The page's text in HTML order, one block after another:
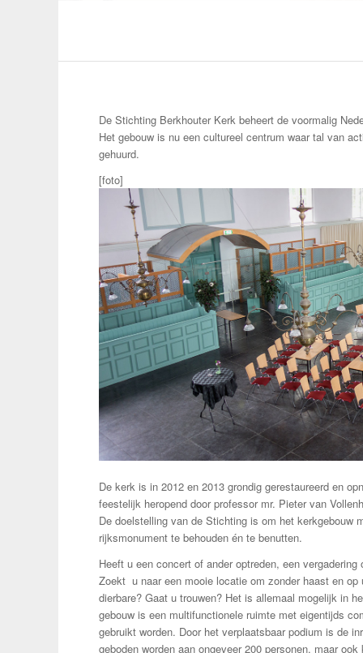
De Stichting Berkhouter Kerk beheert de voormalig
Het gebouw is nu een cultureel centrum waar tal van
gehuurd.
[foto]
De kerk is in 2012 en 2013 grondig gerestaureerd en
feestelijk heropend door professor mr. Pieter van
De doelstelling van de Stichting is om het kerkgebouw
rijksmonument te behouden én te benutten.
Heeft u een concert of ander optreden, een
Zoekt u naar een mooie locatie om zonder haast en
dierbare? Gaat u trouwen? Het is allemaal mogelijk in
gebouw is een multifunctionele ruimte met eigentijds
gebruikt worden. Door het verplaatsbaar podium is de
geboden worden aan ongeveer 200 personen, maar